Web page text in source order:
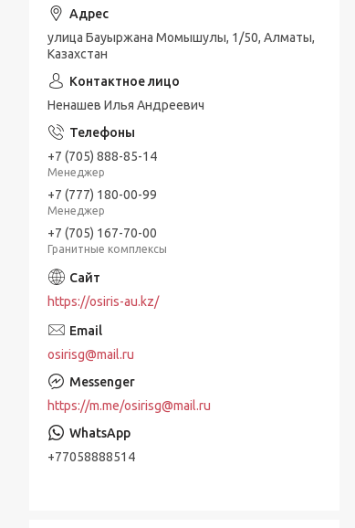
улица Бауыржана Момышулы, 1/50, Алматы,
Казахстан
Ненашев Илья Андреевич
+7 (705) 888-85-14
Менеджер
+7 (777) 180-00-99
Менеджер
+7 (705) 167-70-00
Гранитные комплексы
https://osiris-au.kz/
osirisg@mail.ru
https://m.me/osirisg@mail.ru
+77058888514